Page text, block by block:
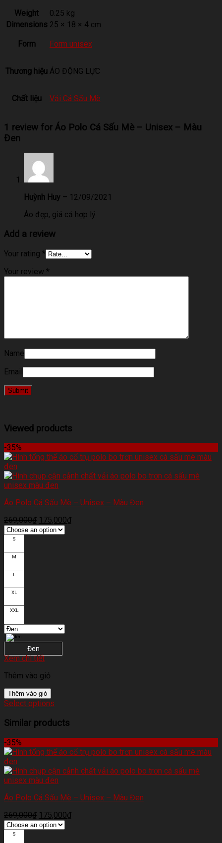
Weight
0.25 kg
Dimensions 25 × 18 × 4 cm
Form Form unisex
Thương hiệu ÁO ĐỘNG LỰC
Chất liệu Vải Cá Sấu Mè
1 review for Áo Polo Cá Sấu Mè – Unisex – Màu
Đen
Huỳnh Huy – 12/09/2021
Áo đẹp, giá cả hợp lý
Add a review
Your rating *
Your review *
Name
Email
Viewed products
-35%
Áo Polo Cá Sấu Mè – Unisex – Màu Đen
269,000₫ 175,000₫
S
M
L
XL
XXL
Đen
Xem chi tiết
Thêm vào giỏ
Thêm vào giỏ
Select options
Similar products
-35%
Áo Polo Cá Sấu Mè – Unisex – Màu Đen
269,000₫ 175,000₫
S